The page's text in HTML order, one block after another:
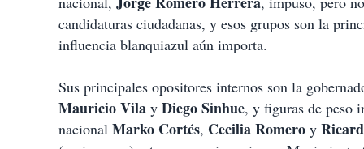
candidaturas ciudadanas, y esos grupos son la
influencia blanquiazul aún importa.
Sus principales opositores internos son la
Mauricio Vila y Diego Sinhue, y figuras de peso
nacional Marko Cortés, Cecilia Romero y